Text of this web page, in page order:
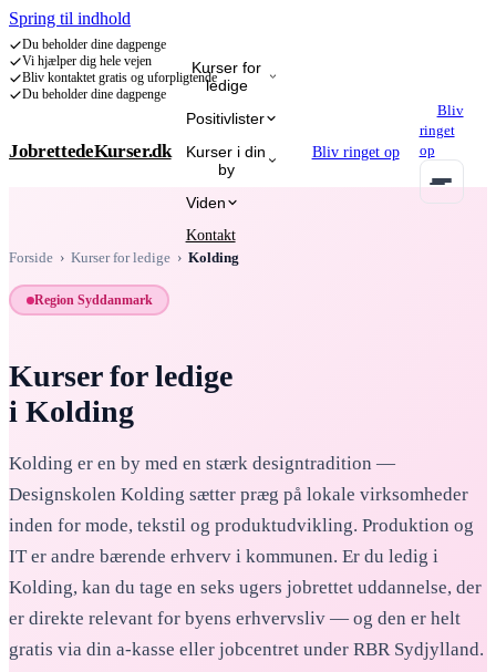
Spring til indhold
Du beholder dine dagpenge
Vi hjælper dig hele vejen
Bliv kontaktet gratis og uforpligtende
Du beholder dine dagpenge
JobrettedeKurser.dk
Kurser for
ledige
Positivlister
Kurser i din
by
Viden
Kontakt
Bliv ringet op
Bliv
ringet
op
IT Administration & Database Kunstig
Forside › Kurser for ledige › Kolding
Region Syddanmark
Kurser for ledige
i Kolding
Kolding er en by med en stærk designtradition —
Designskolen Kolding sætter præg på lokale virksomheder
inden for mode, tekstil og produktudvikling. Produktion og
IT er andre bærende erhverv i kommunen. Er du ledig i
Kolding, kan du tage en seks ugers jobrettet uddannelse, der
er direkte relevant for byens erhvervsliv — og den er helt
gratis via din a-kasse eller jobcentret under RBR Sydjylland.